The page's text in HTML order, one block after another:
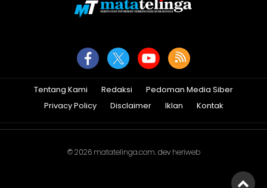
Tentang Kami Redaksi
Pedoman Media Siber
Privacy Policy
Disclaimer Iklan Kontak
© 2026 matatelinga.com. dev heriweb